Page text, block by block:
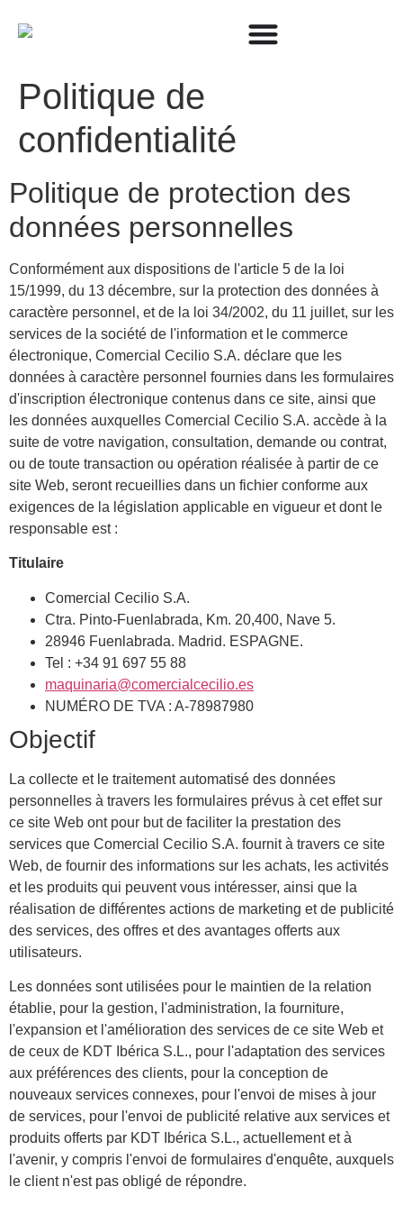
Politique de
confidentialité
Politique de protection des
données personnelles
Conformément aux dispositions de l'article 5 de la loi
15/1999, du 13 décembre, sur la protection des données à
caractère personnel, et de la loi 34/2002, du 11 juillet, sur les
services de la société de l'information et le commerce
électronique, Comercial Cecilio S.A. déclare que les
données à caractère personnel fournies dans les formulaires
d'inscription électronique contenus dans ce site, ainsi que
les données auxquelles Comercial Cecilio S.A. accède à la
suite de votre navigation, consultation, demande ou contrat,
ou de toute transaction ou opération réalisée à partir de ce
site Web, seront recueillies dans un fichier conforme aux
exigences de la législation applicable en vigueur et dont le
responsable est :
Titulaire
Comercial Cecilio S.A.
Ctra. Pinto-Fuenlabrada, Km. 20,400, Nave 5.
28946 Fuenlabrada. Madrid. ESPAGNE.
Tel : +34 91 697 55 88
maquinaria@comercialcecilio.es
NUMÉRO DE TVA : A-78987980
Objectif
La collecte et le traitement automatisé des données
personnelles à travers les formulaires prévus à cet effet sur
ce site Web ont pour but de faciliter la prestation des
services que Comercial Cecilio S.A. fournit à travers ce site
Web, de fournir des informations sur les achats, les activités
et les produits qui peuvent vous intéresser, ainsi que la
réalisation de différentes actions de marketing et de publicité
des services, des offres et des avantages offerts aux
utilisateurs.
Les données sont utilisées pour le maintien de la relation
établie, pour la gestion, l'administration, la fourniture,
l'expansion et l'amélioration des services de ce site Web et
de ceux de KDT Ibérica S.L., pour l'adaptation des services
aux préférences des clients, pour la conception de
nouveaux services connexes, pour l'envoi de mises à jour
de services, pour l'envoi de publicité relative aux services et
produits offerts par KDT Ibérica S.L., actuellement et à
l'avenir, y compris l'envoi de formulaires d'enquête, auxquels
le client n'est pas obligé de répondre.